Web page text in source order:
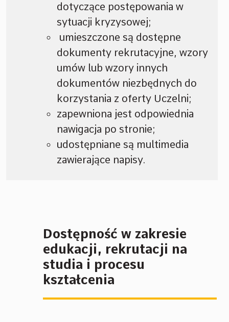
dotyczące postępowania w
sytuacji kryzysowej;
umieszczone są dostępne
dokumenty rekrutacyjne, wzory
umów lub wzory innych
dokumentów niezbędnych do
korzystania z oferty Uczelni;
zapewniona jest odpowiednia
nawigacja po stronie;
udostępniane są multimedia
zawierające napisy.
Dostępność w zakresie
edukacji, rekrutacji na
studia i procesu
kształcenia